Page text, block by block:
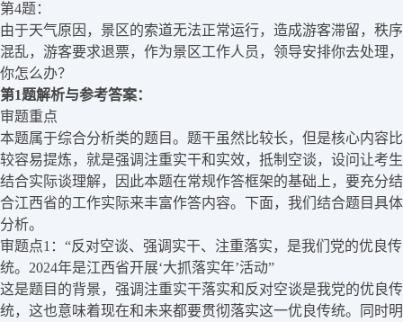
第4题：
由于天气原因，景区的索道无法正常运行，造成游客滞留，秩序
混乱，游客要求退票，作为景区工作人员，领导安排你去处理，
你怎么办？
第1题解析与参考答案：
审题重点
本题属于综合分析类的题目。题干虽然比较长，但是核心内容比
较容易提炼，就是强调注重实干和实效，抵制空谈，设问让考生
结合实际谈理解，因此本题在常规作答框架的基础上，要充分结
合江西省的工作实际来丰富作答内容。下面，我们结合题目具体
分析。
审题点1：“反对空谈、强调实干、注重落实，是我们党的优良传
统。2024年是江西省开展‘大抓落实年’活动”
这是题目的背景，强调注重实干落实和反对空谈是我党的优良传
统，这也意味着现在和未来都要贯彻落实这一优良传统。同时明